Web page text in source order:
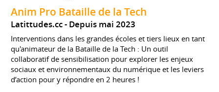
Anim Pro Bataille de la Tech
Latittudes.cc Depuis mai 2023
Interventions dans les grandes écoles et tiers lieux en tant
qu'animateur de la Bataille de la Tech : Un outil
collaboratif de sensibilisation pour explorer les enjeux
sociaux et environnementaux du numérique et les leviers
d’action pour y répondre en 2 heures !